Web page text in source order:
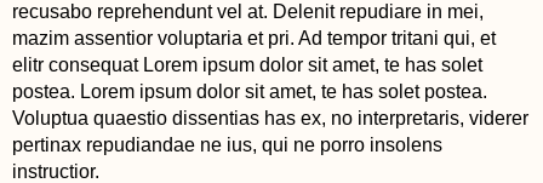
recusabo reprehendunt vel at. Delenit repudiare in mei,
mazim assentior voluptaria et pri. Ad tempor tritani qui, et
elitr consequat Lorem ipsum dolor sit amet, te has solet
postea. Lorem ipsum dolor sit amet, te has solet postea.
Voluptua quaestio dissentias has ex, no interpretaris, viderer
pertinax repudiandae ne ius, qui ne porro insolens
instructior.